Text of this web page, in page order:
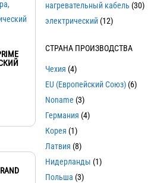
нагревательный кабель (30)
электрический (12)
СТРАНА ПРОИЗВОДСТВА
Чехия (4)
EU (Европейский Союз) (6)
Noname (3)
Германия (4)
Корея (1)
Латвия (8)
Нидерланды (1)
Польша (3)